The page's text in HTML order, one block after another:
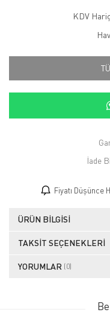
KDV
İade
Fiyatı Düşünce
ÜRÜN BILGISI
TAKSIT SEÇENEKLERI
YORUMLAR (0)